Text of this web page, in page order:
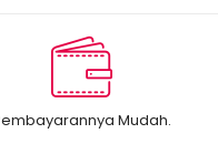
Mudah.